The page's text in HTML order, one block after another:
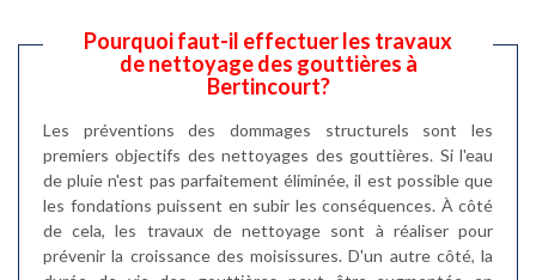
Pourquoi faut-il effectuer les travaux
de nettoyage des gouttières à
Bertincourt?
Les préventions des dommages structurels sont les
premiers objectifs des nettoyages des gouttières. Si l'eau
de pluie n'est pas parfaitement éliminée, il est possible que
les fondations puissent en subir les conséquences. À côté
de cela, les travaux de nettoyage sont à réaliser pour
prévenir la croissance des moisissures. D'un autre côté, la